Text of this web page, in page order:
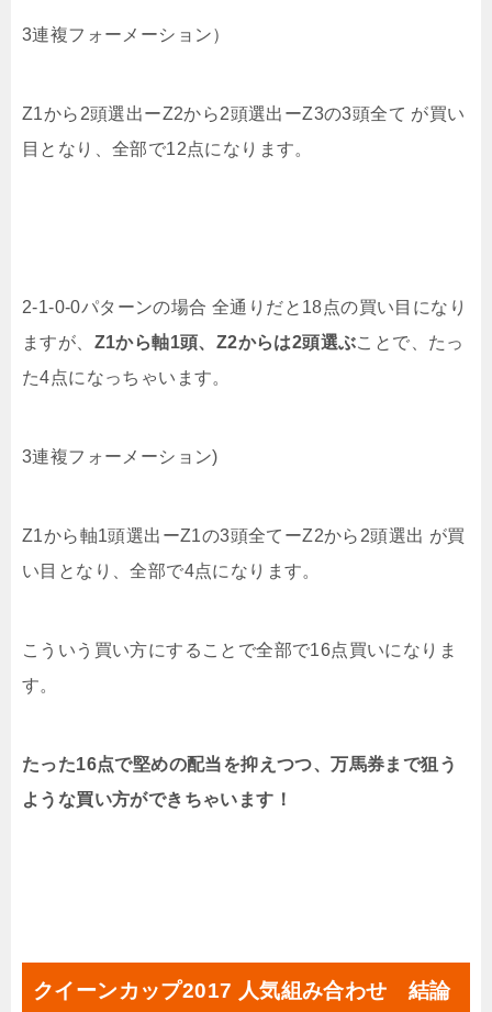
3連複フォーメーション）
Z1から2頭選出ーZ2から2頭選出ーZ3の3頭全て が買い
目となり、全部で12点になります。
2-1-0-0パターンの場合 全通りだと18点の買い目になり
ますが、 Z1から軸1頭、Z2からは2頭選ぶことで、たっ
た4点になっちゃいます。
3連複フォーメーション)
Z1から軸1頭選出ーZ1の3頭全てーZ2から2頭選出 が買
い目となり、全部で4点になります。
こういう買い方にすることで全部で16点買いになりま
す。
たった16点で堅めの配当を抑えつつ、万馬券まで狙う
ような買い方ができちゃいます！
クイーンカップ2017 人気組み合わせ 結論